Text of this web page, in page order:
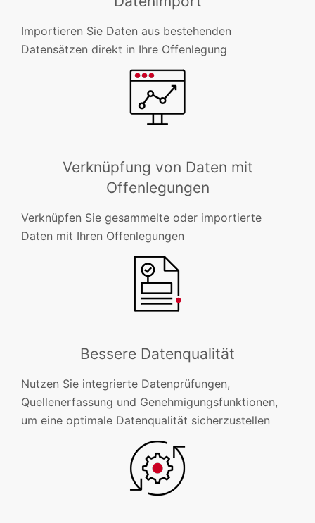
Importieren Sie Daten aus bestehenden
Datensätzen direkt in Ihre Offenlegung
Verknüpfung von Daten mit
Offenlegungen
Verknüpfen Sie gesammelte oder importierte
Daten mit Ihren Offenlegungen
Bessere Datenqualität
Nutzen Sie integrierte Datenprüfungen,
Quellenerfassung und Genehmigungsfunktionen,
um eine optimale Datenqualität sicherzustellen